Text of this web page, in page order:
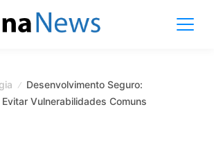
Desenvolvimento Seguro:
Vulnerabilidades Comuns